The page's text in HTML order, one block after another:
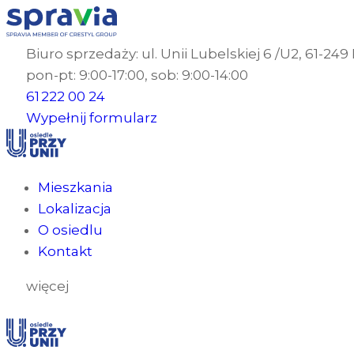
Biuro sprzedaży: ul. Unii Lubelskiej 6 /U2, 61-249
pon-pt: 9:00-17:00, sob: 9:00-14:00
61 222 00 24
Wypełnij formularz
Mieszkania
Lokalizacja
O osiedlu
Kontakt
więcej